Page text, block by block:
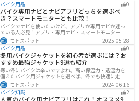
バイク用品 0
バイク専用ナビとナビアプリどっちを選ぶべ
き？スマートモニターとも比較！
バイクでナビを使いたいけど、アプリか専用ナビか迷っ
ている人必見！アプリ・専用ナビ・スマートモニターの
メリット、デメリット、どんな人にオススメなのかを解
説します。自分に合ったナビを見つけて快適なツーリン
グライフを送りましょう！
モトスポット
2025-05-28
バイク用品
0
冬用バイクジャケットを初心者が選ぶには？お
すすめ最強ジャケット9選も紹介
寒い冬にバイクは辛いですよね。高い保温力・透湿力を
備えたバイク用ジャケットを選べば、冬でも快適に走る
ことができます！さらに電熱ジャケットであれば、どん
な過酷な環境でも全く寒さを感じずバイクに乗れます。
正しい装備を揃えて今年の冬も乗り切りましょう！
モトスポット
2024-06-16
バイク知識
2
人気のバイク用ナビアプリはこれ！オススメ9